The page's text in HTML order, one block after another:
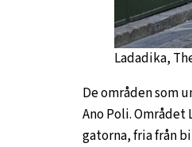
Ladadika,
De områden som
Ano Poli.
gatorna, fria från